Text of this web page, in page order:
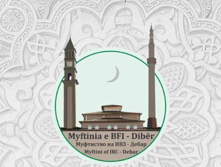
Skip
to
content